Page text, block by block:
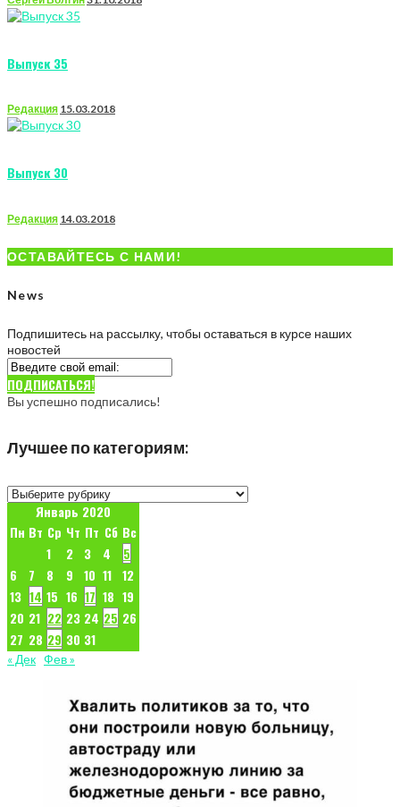
Выпуск 35
Редакция 15.03.2018
Выпуск 30
Редакция 14.03.2018
ОСТАВАЙТЕСЬ С НАМИ!
News
Подпишитесь на рассылку, чтобы оставаться в курсе наших
новостей
ПОДПИСАТЬСЯ!
Вы успешно подписались!
Лучшее по категориям:
Лучшее
категориям:
Январь 2020
Пн Вт Ср Чт Пт Сб Вс
1
2 3 4
5
6
7 8 9 10 11 12
13 14 15 16 17 18 19
20 21 22 23 24 25 26
27 28 29 30 31
« Дек Фев »